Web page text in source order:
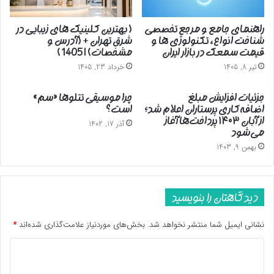
آزاده ۸ سال دفاع مقدس ادامه داد: درخواست قرآن و کتاب برای اسرا
کردیم که مخالفت شد و در نهایت به این نتیجه رسیدیم کارتن پودر
لباس‌شویی را خیس و ورق‌ورق کرده و سپس خشک کنیم و با مدادی
که به‌سختی فراهم شد هر فرد قسمتی از قرآنی را که حفظ بود بر روی
برگه می‌نوشت و بین اسرا توزیع می‌شد تا خوانده شود.
عاملان کتابت قرآن شناسایی و به استخبارات منتقل شدند
وی عنوان می‌کند: تا مدتی هر کسی می‌خواست قرآن بخواند برگه‌ای را
جابه‌جا می‌کردند و مطالعه آیات شریفه به این صورت انجام می‌شد،
پس از مدتی مسؤولان رژیم بعث متوجه شدند و به اردوگاه آمدند و
عاملان این کار را هم شناسایی کردند و حدود ۱۵ نفر از افرادی که در این
کار نقش داشتند به استخبارات منتقل کردند.
ذیل بیرق قرآن بعثی‌ها را شکست خواهیم داد
راهنمای جامع و مرجع تخصصی
شناخت انواع، تکنولوژی ها و
قیمت سمعک در بازار ایران
تیر 8, 1405
( بهترین کلینیک های زیبایی در
شرق تهران + (آدرس و
مشخصات) | 1405 )
خرداد 23, 1405
جزئیات افزایش مبلغ
اضافه‌کاری پرستاران اعلام شد؛
از آبان ۱۴۰۳ پرداخت‌ها آغاز
می‌شود
بهمن 9, 1403
چرا موسیقی تتلوها «سم»
است؟
آذر 17, 1402
دیدگاهتان را بنویسید
نشانی ایمیل شما منتشر نخواهد شد. بخش‌های موردنیاز علامت‌گذاری شده‌اند *